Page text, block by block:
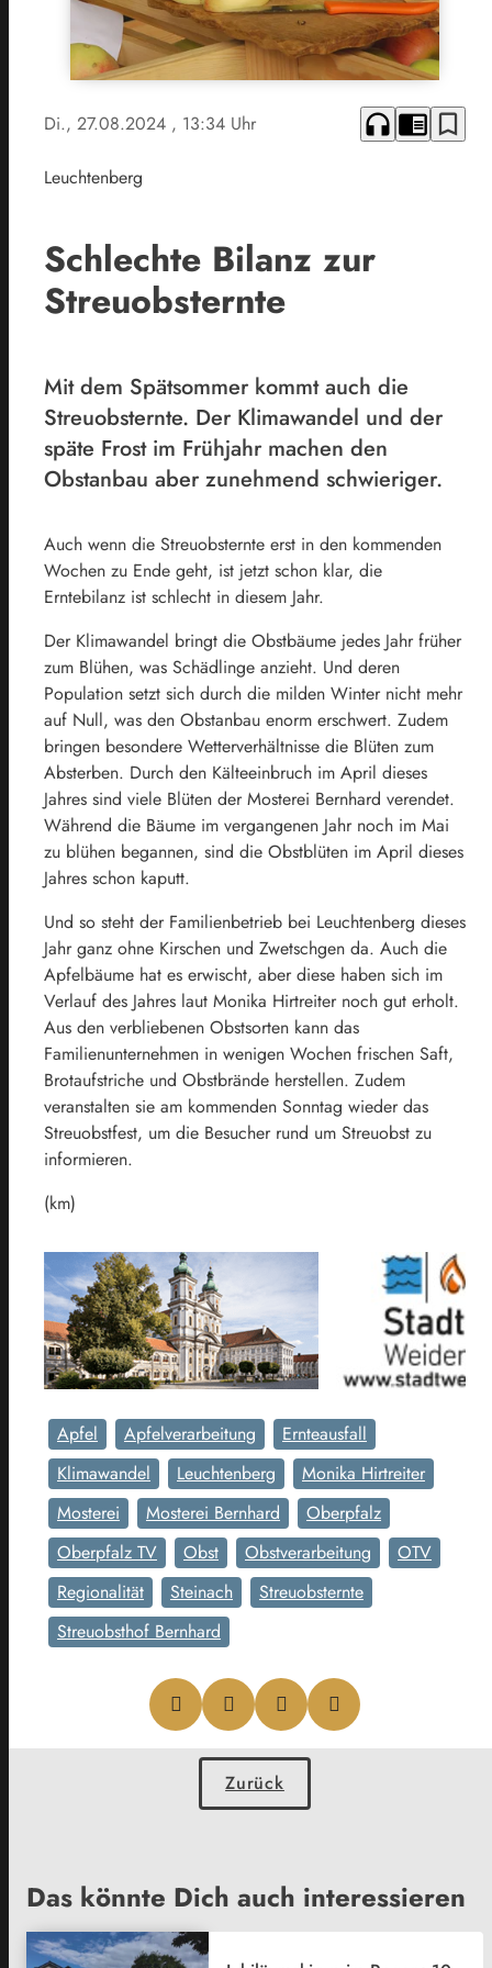
Di., 27.08.2024 , 13:34 Uhr headphones chrome_reader_mode bookmark_border
Leuchtenberg
Schlechte Bilanz zur
Streuobsternte
Mit dem Spätsommer kommt auch die
Streuobsternte. Der Klimawandel und der
späte Frost im Frühjahr machen den
Obstanbau aber zunehmend schwieriger.
Auch wenn die Streuobsternte erst in den kommenden
Wochen zu Ende geht, ist jetzt schon klar, die
Erntebilanz ist schlecht in diesem Jahr.
Der Klimawandel bringt die Obstbäume jedes Jahr früher
zum Blühen, was Schädlinge anzieht. Und deren
Population setzt sich durch die milden Winter nicht mehr
auf Null, was den Obstanbau enorm erschwert. Zudem
bringen besondere Wetterverhältnisse die Blüten zum
Absterben. Durch den Kälteeinbruch im April dieses
Jahres sind viele Blüten der Mosterei Bernhard verendet.
Während die Bäume im vergangenen Jahr noch im Mai
zu blühen begannen, sind die Obstblüten im April dieses
Jahres schon kaputt.
Und so steht der Familienbetrieb bei Leuchtenberg dieses
Jahr ganz ohne Kirschen und Zwetschgen da. Auch die
Apfelbäume hat es erwischt, aber diese haben sich im
Verlauf des Jahres laut Monika Hirtreiter noch gut erholt.
Aus den verbliebenen Obstsorten kann das
Familienunternehmen in wenigen Wochen frischen Saft,
Brotaufstriche und Obstbrände herstellen. Zudem
veranstalten sie am kommenden Sonntag wieder das
Streuobstfest, um die Besucher rund um Streuobst zu
informieren.
(km)
Apfel Apfelverarbeitung
Ernteausfall
Klimawandel
Leuchtenberg
Monika Hirtreiter
Mosterei
Mosterei Bernhard
Oberpfalz
Oberpfalz TV
Obst Obstverarbeitung
OTV
Regionalität
Steinach
Streuobsternte
Streuobsthof Bernhard
Zurück
Das könnte Dich auch interessieren